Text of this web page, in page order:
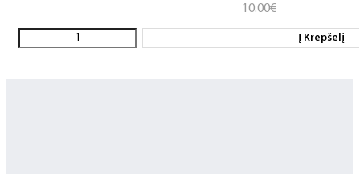
10.00€
Į Krepšelį